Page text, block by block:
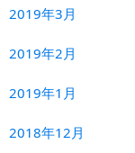
2019年3月
2019年2月
2019年1月
2018年12月